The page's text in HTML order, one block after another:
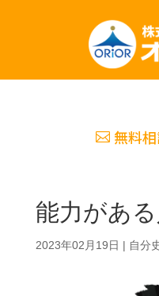
無料
能力がある
2023年02月19日 | 自分